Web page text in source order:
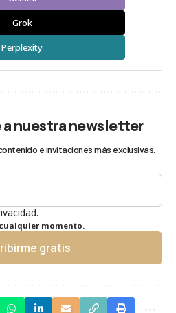
Grok
Perplexity
nuestra newsletter
e invitaciones más exclusivas.
momento.
gratis